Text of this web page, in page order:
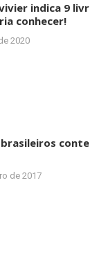
indica 9
conhecer!
2020
de 2017